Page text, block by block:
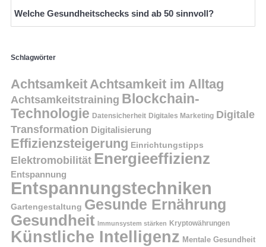
Welche Gesundheitschecks sind ab 50 sinnvoll?
Schlagwörter
Achtsamkeit Achtsamkeit im Alltag
Achtsamkeitstraining Blockchain-
Technologie Datensicherheit Digitales Marketing Digitale
Transformation Digitalisierung
Effizienzsteigerung Einrichtungstipps
Elektromobilität Energieeffizienz
Entspannung
Entspannungstechniken
Gartengestaltung Gesunde Ernährung
Gesundheit Immunsystem stärken Kryptowährungen
Künstliche Intelligenz Mentale Gesundheit